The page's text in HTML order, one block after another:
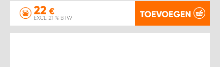
22 €
EXCL. 21 % BTW TOEVOEGEN